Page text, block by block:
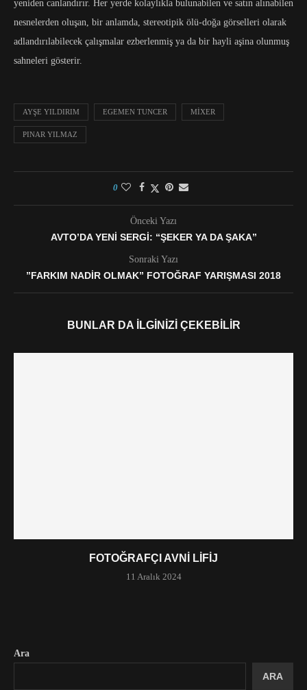
yeniden canlandırır. Her yerde kolaylıkla bulunabilen ve satın alınabilen
nesnelerden oluşan, bir anlamda, stereotipik ölü-doğa görselleri olarak
adlandırılabilecek çalışmalar ezberlenmiş ya da bir hayli aşina olunmuş
sahneleri gösterir.
AYŞE YILDIRIM EGEMEN TUNCER MIXER
PINAR YILMAZ
0
Önceki Yazı
AVTO’DA YENI SERGI: “ŞEKER YA DA ŞAKA”
Sonraki Yazı
”FARKIM NADIR OLMAK” FOTOĞRAF YARIŞMASI 2018
BUNLAR DA İLGINIZI ÇEKEBILIR
FOTOĞRAFÇI AVNI LIFIJ
11 Aralık 2024
Ara
ARA